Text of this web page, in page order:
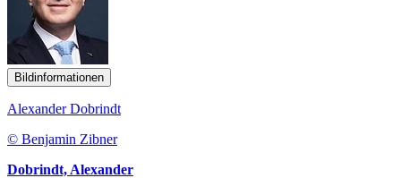
Bildinformationen
Alexander Dobrindt
© Benjamin Zibner
Dobrindt, Alexander